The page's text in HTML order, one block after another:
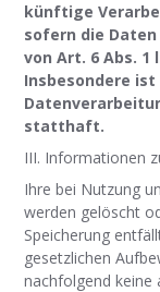
künftige
sofern die
von Art. 6 Abs. 1
Insbesondere
statthaft.
III. Informationen
Ihre bei Nutzung
werden gelöscht
Speicherung
gesetzlichen
nachfolgend keine